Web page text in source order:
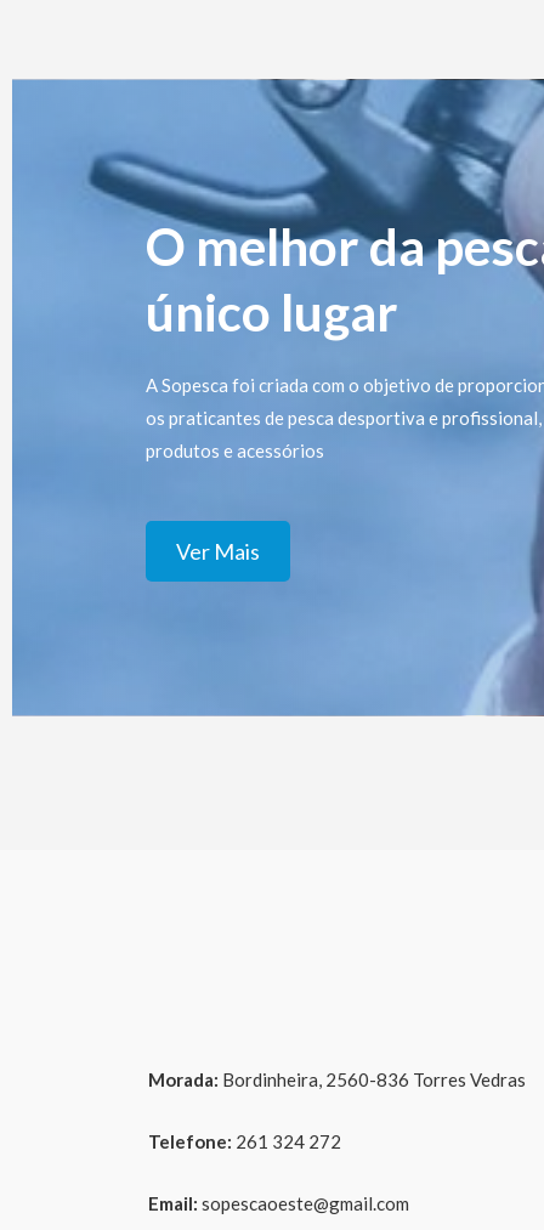
O melhor da
único lugar
A Sopesca foi criada com o objetivo de
os praticantes de pesca desportiva e
produtos e acessórios
Ver Mais
Morada: Bordinheira, 2560-836 Torres Vedras
Telefone: 261 324 272
Email: sopescaoeste@gmail.com